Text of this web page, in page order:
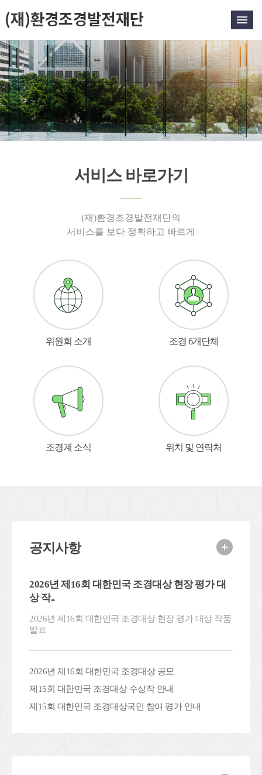
서비스 바로가기
(재)환경조경발전재단의
서비스를 보다 정확하고 빠르게
위원회 소개 조경 6개단체
조경계 소식 위치 및 연락처
공지사항
2026년 제16회 대한민국 조경대상 현장 평가 대
상 작..
2026년 제16회 대한민국 조경대상 현장 평가 대상 작품
발표
2026년 제16회 대한민국 조경대상 공모
제15회 대한민국 조경대상 수상작 안내
제15회 대한민국 조경대상국민 참여 평가 안내